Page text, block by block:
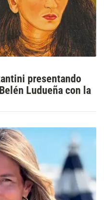
presentando
Ludueña con la